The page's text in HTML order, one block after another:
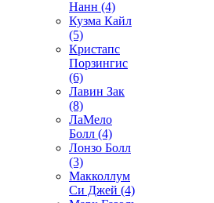
Нанн (4)
Кузма Кайл
(5)
Кристапс
Порзингис
(6)
Лавин Зак
(8)
ЛаМело
Болл (4)
Лонзо Болл
(3)
Макколлум
Си Джей (4)